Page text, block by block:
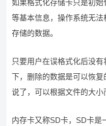
如果格式化存储卡只是初
等基本信息，操作系统无
存储的数据。
只要用户在误格式化后没
下，删除的数据是可以恢
说了，可以根据文件的大小
内存卡又称SD卡，SD卡是